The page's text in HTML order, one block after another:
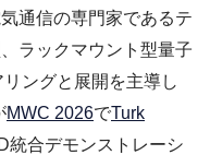
通信の専門家であるテ
ラックマウント型量子
ングと展開を主導し
MWC 2026でTurk
統合デモンストレーシ